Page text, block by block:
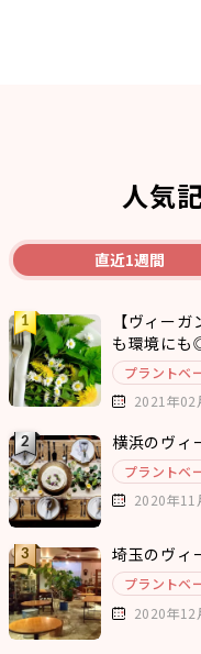
人気
直近1週間
【ヴィー
も環境に
プラントベ
2021年02
横浜のヴィ
プラントベ
2020年11
埼玉のヴィ
プラントベ
2020年12